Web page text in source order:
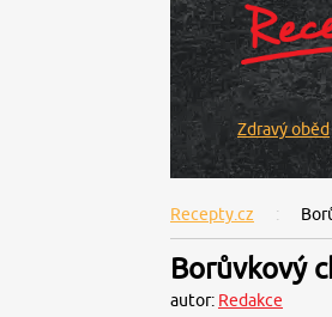
Zdravý oběd
Recepty.cz
Borůvkový
autor: Redakce